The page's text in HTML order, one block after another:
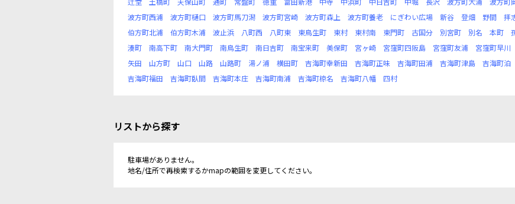
波方町西浦
波方町樋口 波方町馬刀潟 波方町宮崎 波方町森上 波方町養老 にぎわい広場 新谷 登畑 野間 拝
伯方町北浦
伯方町木浦 波止浜 八町西 八町東 東鳥生町 東村 東村南 東門町 古国分 別宮町 別名 本町
湊町
南高下町 南大門町 南鳥生町 南日吉町 南宝来町 美保町 宮ヶ崎 宮窪町四阪島 宮窪町友浦 宮窪町早川
矢田
山方町 山口 山路 山路町 湯ノ浦 横田町 吉海町幸新田 吉海町正味 吉海町田浦 吉海町津島 吉海町泊
吉海町福田
吉海町臥間 吉海町本庄 吉海町南浦 吉海町椋名 吉海町八幡 四村
リストから探す
駐車場がありません。
地名/住所で再検索するかmapの範囲を変更してください。